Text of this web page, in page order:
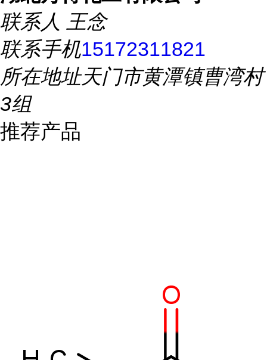
联系人 王念
联系手机15172311821
所在地址天门市黄潭镇曹湾村
3组
推荐产品